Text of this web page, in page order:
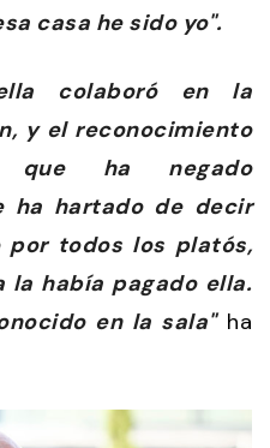
casa he sido yo".
colaboró en la
y el reconocimiento
ha negado
ha hartado de decir
por todos los platós,
la había pagado ella.
en la sala"ha